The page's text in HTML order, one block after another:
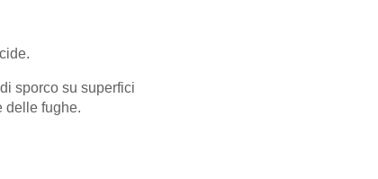
sporco su superfici
delle fughe.